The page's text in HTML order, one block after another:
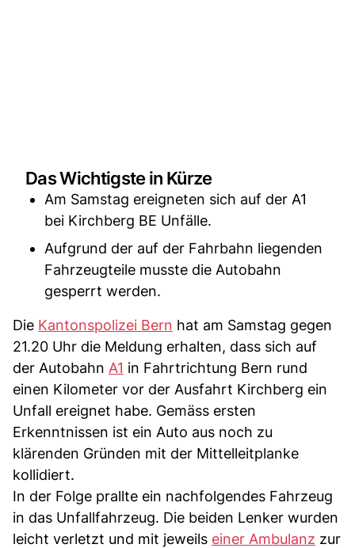
Das Wichtigste in Kürze
Am Samstag ereigneten sich auf der A1
bei Kirchberg BE Unfälle.
Aufgrund der auf der Fahrbahn liegenden
Fahrzeugteile musste die Autobahn
gesperrt werden.
Die Kantonspolizei Bern hat am Samstag gegen
21.20 Uhr die Meldung erhalten, dass sich auf
der Autobahn A1 in Fahrtrichtung Bern rund
einen Kilometer vor der Ausfahrt Kirchberg ein
Unfall ereignet habe. Gemäss ersten
Erkenntnissen ist ein Auto aus noch zu
klärenden Gründen mit der Mittelleitplanke
kollidiert.
In der Folge prallte ein nachfolgendes Fahrzeug
in das Unfallfahrzeug. Die beiden Lenker wurden
leicht verletzt und mit jeweils einer Ambulanz zur